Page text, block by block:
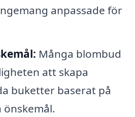
anpassade för
Många blombud
att skapa
buketter baserat på
önskemål.